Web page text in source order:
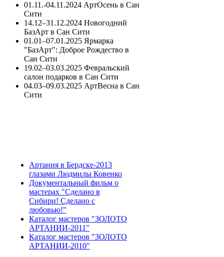
01.11.-04.11.2024 АртОсень в Сан
Сити
14.12–31.12.2024 Новогодний
БазАрт в Сан Сити
01.01–07.01.2025 Ярмарка
"БазАрт": Доброе Рождество в
Сан Сити
19.02–03.03.2025 Февральский
салон подарков в Сан Сити
04.03–09.03.2025 АртВесна в Сан
Сити
Артания в Бердске-2013
глазами Людмилы Ковенко
Документальный фильм о
мастерах "Сделано в
Сибири! Сделано с
любовью!"
Каталог мастеров "ЗОЛОТО
АРТАНИИ-2011"
Каталог мастеров "ЗОЛОТО
АРТАНИИ-2010"